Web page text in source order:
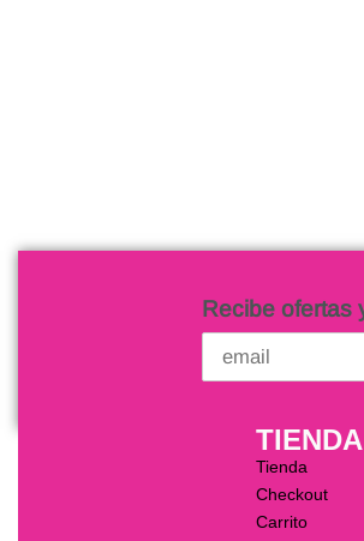
Añadir al carritoQUICKVIEW
Recibe ofertas
TIENDA
Tienda
Checkout
Carrito